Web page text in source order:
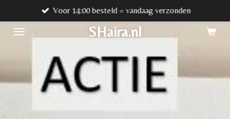
direct
naar
hoofdinhoud
SHaira.nl
Voor 14:00 besteld = vandaag verzonden